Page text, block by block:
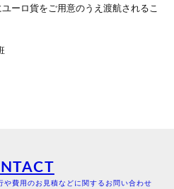
ーロ貨をご用意のうえ渡航されるこ
費用のお見積などに関するお問い合わせ